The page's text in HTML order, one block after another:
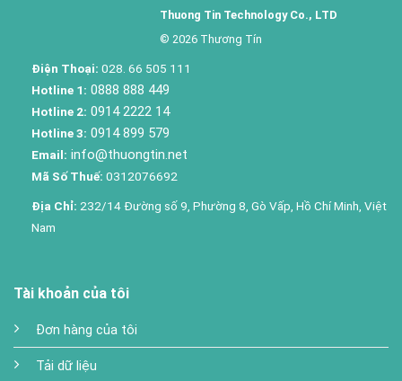
Thuong Tin Technology Co., LTD
© 2026 Thương Tín
Điện Thoại: 028. 66 505 111
Hotline 1: 0888 888 449
Hotline 2: 0914 2222 14
Hotline 3: 0914 899 579
Email: info@thuongtin.net
Mã Số Thuế: 0312076692
Địa Chỉ: 232/14 Đường số 9, Phường 8, Gò Vấp, Hồ Chí Minh, Việt
Nam
Tài khoản của tôi
Đơn hàng của tôi
Tải dữ liệu